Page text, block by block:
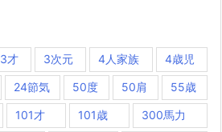
3才 3次元 4人家族 4歳児
24節気 50度 50肩 55歳
101才 101歳 300馬力